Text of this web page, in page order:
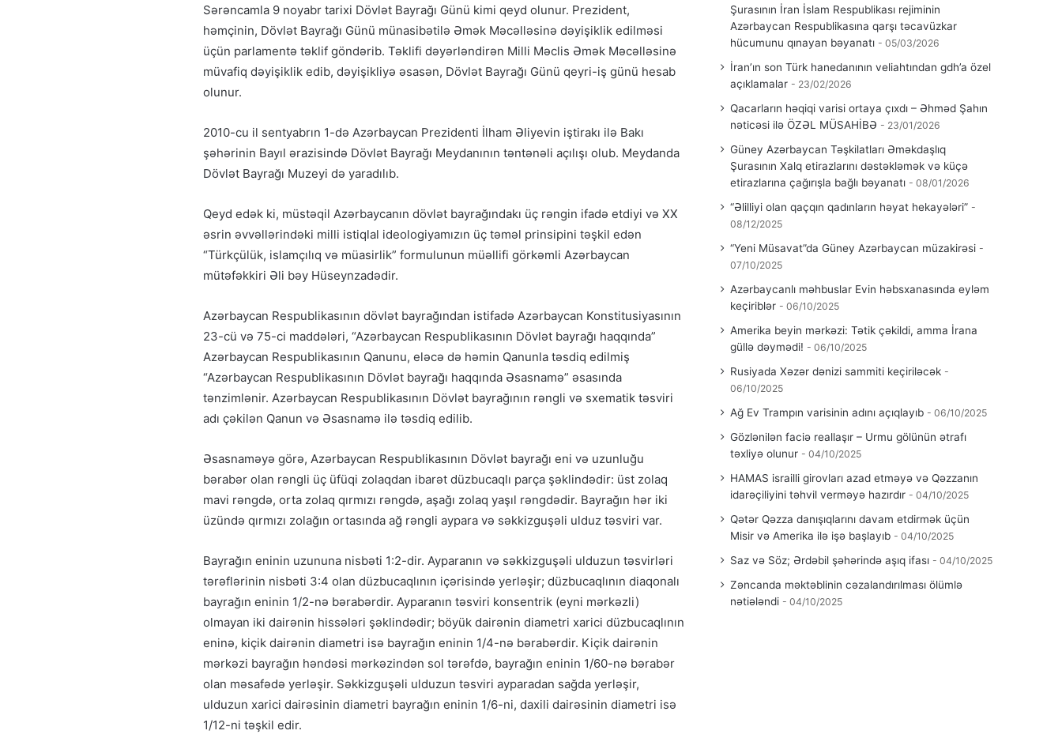
Sərəncamla 9 noyabr tarixi Dövlət Bayrağı Günü kimi qeyd olunur. Prezident,
həmçinin, Dövlət Bayrağı Günü münasibətilə Əmək Məcəlləsinə dəyişiklik edilməsi
üçün parlamentə təklif göndərib. Təklifi dəyərləndirən Milli Məclis Əmək Məcəlləsinə
müvafiq dəyişiklik edib, dəyişikliyə əsasən, Dövlət Bayrağı Günü qeyri-iş günü hesab
olunur.
2010-cu il sentyabrın 1-də Azərbaycan Prezidenti İlham Əliyevin iştirakı ilə Bakı
şəhərinin Bayıl ərazisində Dövlət Bayrağı Meydanının təntənəli açılışı olub. Meydanda
Dövlət Bayrağı Muzeyi də yaradılıb.
Qeyd edək ki, müstəqil Azərbaycanın dövlət bayrağındakı üç rəngin ifadə etdiyi və XX
əsrin əvvəllərindəki milli istiqlal ideologiyamızın üç təməl prinsipini təşkil edən
“Türkçülük, islamçılıq və müasirlik” formulunun müəllifi görkəmli Azərbaycan
mütəfəkkiri Əli bəy Hüseynzadədir.
Azərbaycan Respublikasının dövlət bayrağından istifadə Azərbaycan Konstitusiyasının
23-cü və 75-ci maddələri, “Azərbaycan Respublikasının Dövlət bayrağı haqqında”
Azərbaycan Respublikasının Qanunu, eləcə də həmin Qanunla təsdiq edilmiş
“Azərbaycan Respublikasının Dövlət bayrağı haqqında Əsasnamə” əsasında
tənzimlənir. Azərbaycan Respublikasının Dövlət bayrağının rəngli və sxematik təsviri
adı çəkilən Qanun və Əsasnamə ilə təsdiq edilib.
Əsasnaməyə görə, Azərbaycan Respublikasının Dövlət bayrağı eni və uzunluğu
bərabər olan rəngli üç üfüqi zolaqdan ibarət düzbucaqlı parça şəklindədir: üst zolaq
mavi rəngdə, orta zolaq qırmızı rəngdə, aşağı zolaq yaşıl rəngdədir. Bayrağın hər iki
üzündə qırmızı zolağın ortasında ağ rəngli aypara və səkkizguşəli ulduz təsviri var.
Bayrağın eninin uzununa nisbəti 1:2-dir. Ayparanın və səkkizguşəli ulduzun təsvirləri
tərəflərinin nisbəti 3:4 olan düzbucaqlının içərisində yerləşir; düzbucaqlının diaqonalı
bayrağın eninin 1/2-nə bərabərdir. Ayparanın təsviri konsentrik (eyni mərkəzli)
olmayan iki dairənin hissələri şəklindədir; böyük dairənin diametri xarici düzbucaqlının
eninə, kiçik dairənin diametri isə bayrağın eninin 1/4-nə bərabərdir. Kiçik dairənin
mərkəzi bayrağın həndəsi mərkəzindən sol tərəfdə, bayrağın eninin 1/60-nə bərabər
olan məsafədə yerləşir. Səkkizguşəli ulduzun təsviri ayparadan sağda yerləşir,
ulduzun xarici dairəsinin diametri bayrağın eninin 1/6-ni, daxili dairəsinin diametri isə
1/12-ni təşkil edir.
MÜSAHİBƏ
Güney Azərbaycan Təşkilatları
Əməkdaşlıq Şurasının Xalq etirazlarını
dəstəkləmək və küçə etirazlarına
“Əlilliyi olan qaçqın qadınların həyat
hekayələri”
“Yeni Müsavat”da Güney Azərbaycan
müzakirəsi
Azərbaycanlı məhbuslar Evin
Şurasının İran İslam Respublikası rejiminin
Azərbaycan Respublikasına qarşı təcavüzkar
hücumunu qınayan bəyanatı
05/03/2026
İran’ın son Türk hanedanının veliahtından gdh’a özel
açıklamalar
23/02/2026
Qacarların həqiqi varisi ortaya çıxdı – Əhməd Şahın
nəticəsi ilə ÖZƏL MÜSAHİBƏ
23/01/2026
Güney Azərbaycan Təşkilatları Əməkdaşlıq
Şurasının Xalq etirazlarını dəstəkləmək və küçə
etirazlarına çağırışla bağlı bəyanatı
08/01/2026
“Əlilliyi olan qaçqın qadınların həyat hekayələri”
08/12/2025
“Yeni Müsavat”da Güney Azərbaycan müzakirəsi
07/10/2025
Azərbaycanlı məhbuslar Evin həbsxanasında eyləm
keçiriblər
06/10/2025
Amerika beyin mərkəzi: Tətik çəkildi, amma İrana
güllə dəymədi!
06/10/2025
Rusiyada Xəzər dənizi sammiti keçiriləcək
06/10/2025
Ağ Ev Trampın varisinin adını açıqlayıb 06/10/2025
Gözlənilən faciə reallaşır – Urmu gölünün ətrafı
təxliyə olunur
04/10/2025
HAMAS israilli girovları azad etməyə və Qəzzanın
idarəçiliyini təhvil verməyə hazırdır
04/10/2025
Qətər Qəzza danışıqlarını davam etdirmək üçün
Misir və Amerika ilə işə başlayıb
04/10/2025
Saz və Söz; Ərdəbil şəhərində aşıq ifası 04/10/2025
Zəncanda məktəblinin cəzalandırılması ölümlə
nətiələndi
04/10/2025